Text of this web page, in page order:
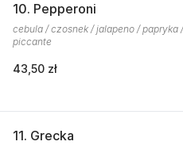
10. Pepperoni
cebula / czosnek / jalapeno / papryka
piccante
43,50 zł
11. Grecka